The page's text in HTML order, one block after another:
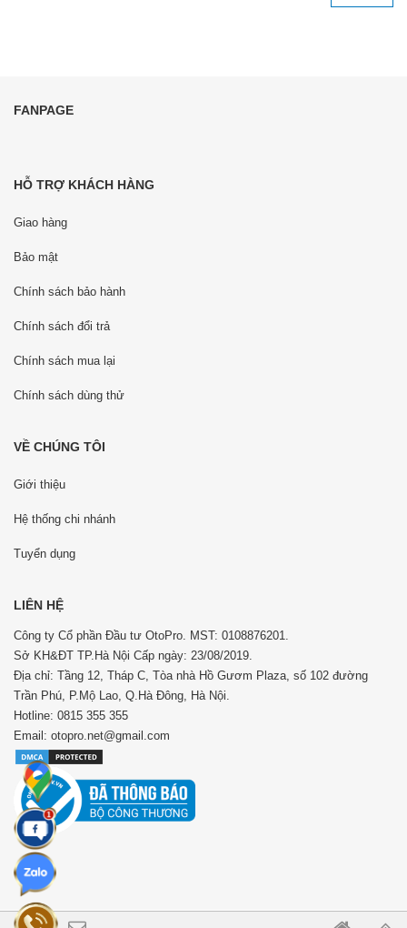
FANPAGE
HỖ TRỢ KHÁCH HÀNG
Giao hàng
Bảo mật
Chính sách bảo hành
Chính sách đổi trả
Chính sách mua lại
Chính sách dùng thử
VỀ CHÚNG TÔI
Giới thiệu
Hệ thống chi nhánh
Tuyển dụng
LIÊN HỆ
Công ty Cổ phần Đầu tư OtoPro. MST: 0108876201.
Sở KH&ĐT TP.Hà Nội Cấp ngày: 23/08/2019.
Địa chỉ: Tầng 12, Tháp C, Tòa nhà Hồ Gươm Plaza, số 102 đường
Trần Phú, P.Mộ Lao, Q.Hà Đông, Hà Nội.
Hotline: 0815 355 355
Email: otopro.net@gmail.com